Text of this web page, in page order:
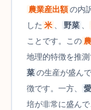
農業産出額 の内
した 米 、 野菜 、
ことです。この
地理的特徴を推
菜 の生産が盛ん
徴です。一方、
培が非常に盛んで